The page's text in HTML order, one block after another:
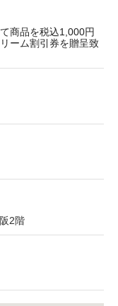
商品を税込1,000円
ーム割引券を贈呈致
2階